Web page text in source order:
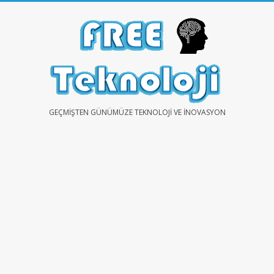
FREEGEÇMIŞTEN GÜNÜMÜZE TEKNOLOJI VE İNOVASYON